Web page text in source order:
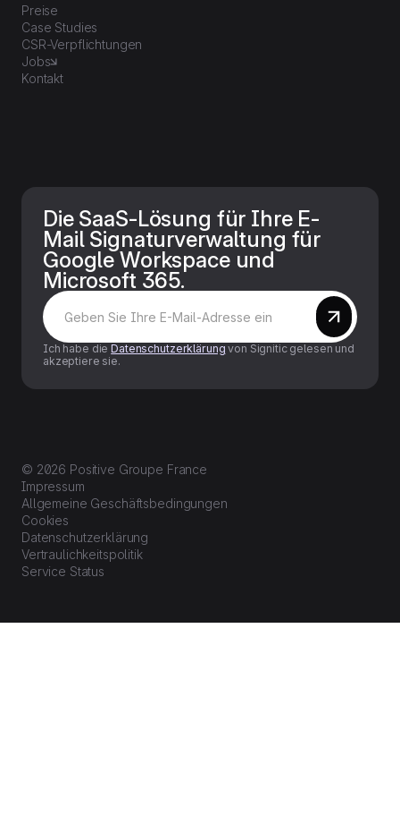
Preise
Case Studies
CSR-Verpflichtungen
Jobs
Kontakt
Die SaaS-Lösung für Ihre E-
Mail Signaturverwaltung für
Google Workspace und
Microsoft 365.
Ich habe dieDatenschutzerklärung von Signitic gelesen und
akzeptiere sie.
© 2026 Positive Groupe France
Impressum
Allgemeine Geschäftsbedingungen
Cookies
Datenschutzerklärung
Vertraulichkeitspolitik
Service Status